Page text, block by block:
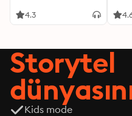
4.3
Storytel
Kids mode